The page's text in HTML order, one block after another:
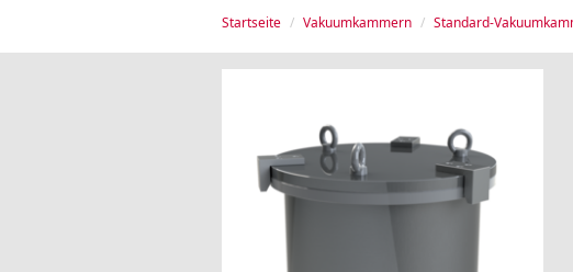
Startseite Vakuumkammern Standard-